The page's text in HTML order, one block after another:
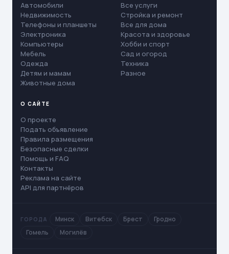
Автомобили
Недвижимость
Телефоны и планшеты
Электроника
Компьютеры
Мебель
Одежда
Детям и мамам
Животные дома
Все услуги
Стройка и ремонт
Все для дома
Красота и здоровье
Хобби и спорт
Сад и огород
Техника
Разное
О САЙТЕ
О проекте
Подать объявление
Правила размещения
Безопасные сделки
Помощь и FAQ
Контакты
Реклама на сайте
API для партнёров
ГОРОДА Минск Витебск Брест
Гродно
Гомель
Могилёв